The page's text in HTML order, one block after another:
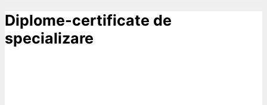
Diplome-certificate de
specializare